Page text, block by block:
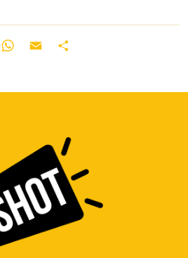
FacebookWhatsApp
Email